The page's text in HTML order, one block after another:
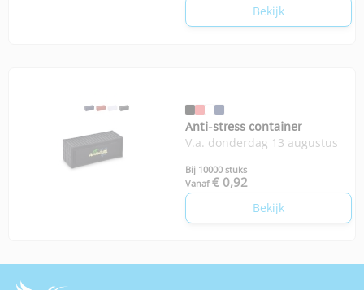
Bekijk
Anti-stress container
V.a. donderdag 13 augustus
Bij 10000 stuks
Vanaf € 0,92
Bekijk